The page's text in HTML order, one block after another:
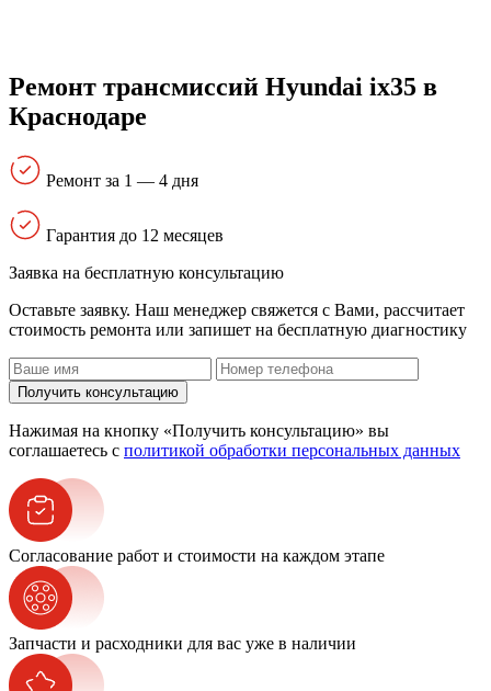
Ремонт трансмиссий Hyundai ix35 в
Краснодаре
Ремонт за 1 — 4 дня
Гарантия до 12 месяцев
Заявка на бесплатную консультацию
Оставьте заявку. Наш менеджер свяжется с Вами, расcчитает
стоимость ремонта или запишет на бесплатную диагностику
Получить консультацию
Нажимая на кнопку «Получить консультацию» вы
соглашаетесь с политикой обработки персональных данных
Согласование работ и стоимости на каждом этапе
Запчасти и расходники для вас уже в наличии